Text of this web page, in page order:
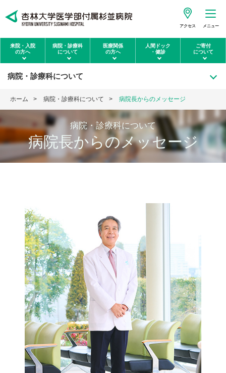
アクセス メニュー
来院・入院
の方へ
病院・診療科
について
医療関係
の方へ
人間ドック
・健診
ご寄付
について
病院・診療科について
ホーム 病院・診療科について 病院長からのメッセージ
病院・診療科について
病院長からのメッセージ